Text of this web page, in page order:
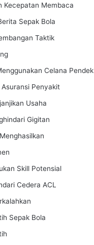
Kecepatan Membaca
Sepak Bola
Taktik
Celana Pendek
Penyakit
Usaha
Gigitan
Skill Potensial
Cedera ACL
Sepak Bola